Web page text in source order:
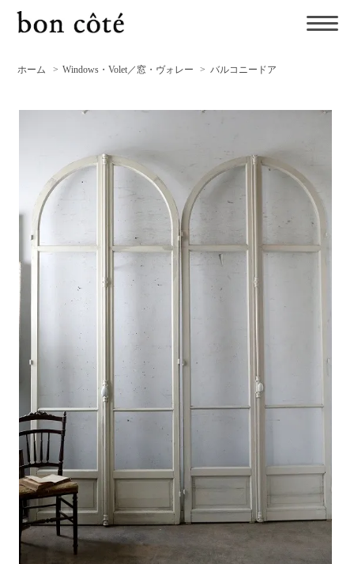
ホーム > Windows・Volet／窓・ヴォレー > バルコニードア